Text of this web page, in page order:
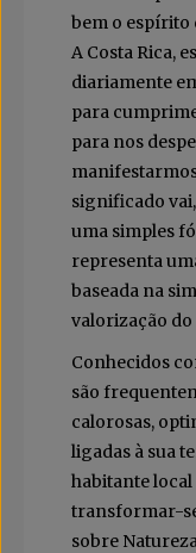
bem o espírito
A Costa Rica,
diariamente
para
para nos
significado
uma simples
representa
baseada na
valorização
Conhecidos
são
calorosas,
ligadas à sua
habitante
transformar-
sobre